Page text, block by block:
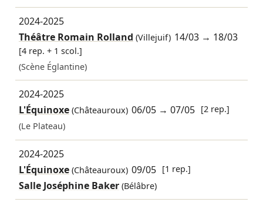
2024-2025
Théâtre Romain Rolland (Villejuif) 14/03 → 18/03
[4 rep. + 1 scol.]
(Scène Églantine)
2024-2025
L'Équinoxe(Châteauroux) 06/05 →07/05 [2 rep.]
(Le Plateau)
2024-2025
L'Équinoxe(Châteauroux) 09/05 [1 rep.]
Salle Joséphine Baker (Bélâbre)